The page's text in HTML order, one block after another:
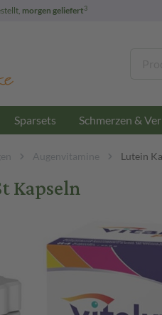
morgen geliefert3
Sparsets Schmerzen &
Augenvitamine Lutein
Kapseln